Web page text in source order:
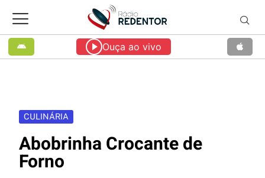
Ouça ao vivo
CULINÁRIA
Abobrinha Crocante de
Forno